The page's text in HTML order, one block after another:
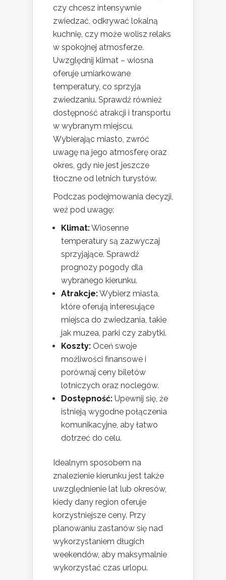
czy chcesz intensywnie
zwiedzać, odkrywać lokalną
kuchnię, czy może wolisz relaks
w spokojnej atmosferze.
Uwzględnij klimat – wiosna
oferuje umiarkowane
temperatury, co sprzyja
zwiedzaniu. Sprawdź również
dostępność atrakcji i transportu
w wybranym miejscu.
Wybierając miasto, zwróć
uwagę na jego atmosferę oraz
okres, gdy nie jest jeszcze
tłoczne od letnich turystów.
Podczas podejmowania decyzji,
weź pod uwagę:
Klimat:Wiosenne
temperatury są zazwyczaj
sprzyjające. Sprawdź
prognozy pogody dla
wybranego kierunku.
Atrakcje:Wybierz miasta,
które oferują interesujące
miejsca do zwiedzania, takie
jak muzea, parki czy zabytki.
Koszty: Oceń swoje
możliwości finansowe i
porównaj ceny biletów
lotniczych oraz noclegów.
Dostępność: Upewnij się, że
istnieją wygodne połączenia
komunikacyjne, aby łatwo
dotrzeć do celu.
Idealnym sposobem na
znalezienie kierunku jest także
uwzględnienie lat lub okresów,
kiedy dany region oferuje
korzystniejsze ceny. Przy
planowaniu zastanów się nad
wykorzystaniem długich
weekendów, aby maksymalnie
wykorzystać czas urlopu.